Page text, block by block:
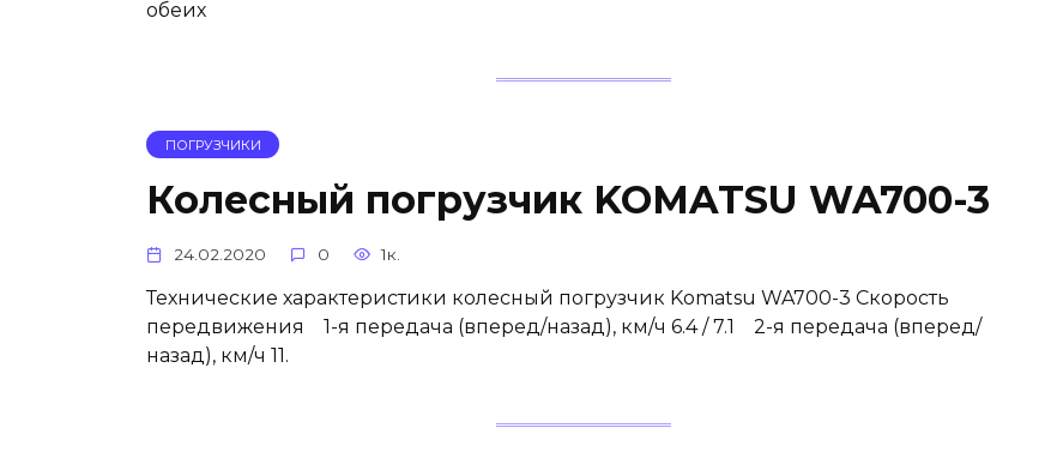
обеих
ПОГРУЗЧИКИ
Колесный погрузчик KOMATSU WA700-3
24.02.2020 0 1к.
Технические характеристики колесный погрузчик Komatsu WA700-3 Скорость
передвижения 1-я передача (вперед/назад), км/ч 6.4 / 7.1 2-я передача (вперед/
назад), км/ч 11.